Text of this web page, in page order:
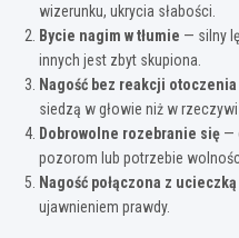
wizerunku, ukrycia słabości.
Bycie nagim w tłumie — silny
innych jest zbyt skupiona.
Nagość bez reakcji otoczenia
siedzą w głowie niż w
Dobrowolne rozebranie się —
pozorom lub potrzebie
Nagość połączona z ucieczką
ujawnieniem prawdy.